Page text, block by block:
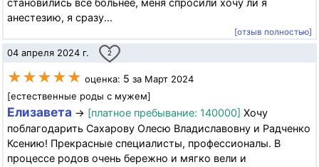
становились все больнее, меня спросили хочу ли я
анестезию, я сразу...
[отзыв полностью]
04 апреля 2024 г. 2
★★★★★ оценка: 5 за Март 2024
[естественные роды с мужем]
Елизавета → [платное пребывание: 140000] Хочу
поблагодарить Сахарову Олесю Владиславовну и Радченко
Ксению! Прекрасные специалисты, профессионалы. В
процессе родов очень бережно и мягко вели и